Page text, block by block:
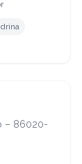
– 86020-